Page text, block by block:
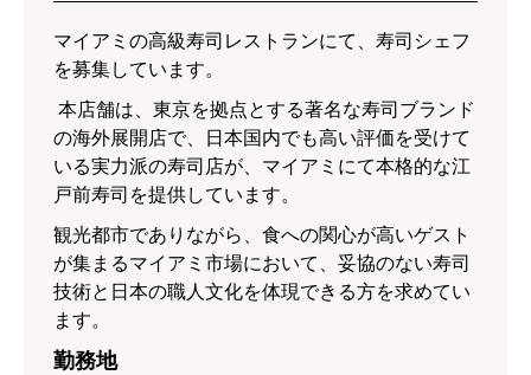
マイアミの高級寿司レストランにて、寿司シェフ
を募集しています。
本店舗は、東京を拠点とする著名な寿司ブランド
の海外展開店で、日本国内でも高い評価を受けて
いる実力派の寿司店が、マイアミにて本格的な江
戸前寿司を提供しています。
観光都市でありながら、食への関心が高いゲスト
が集まるマイアミ市場において、妥協のない寿司
技術と日本の職人文化を体現できる方を求めてい
ます。
勤務地